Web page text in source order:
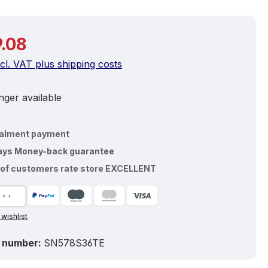
VAT plus shipping costs
available
payment
Money-back guarantee
of customers rate store EXCELLENT
SN578S36TE